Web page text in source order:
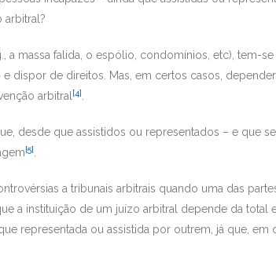
arbitral?
a massa falida, o espólio, condomínios, etc), tem-
dispor de direitos. Mas, em certos casos,
arbitral[4].
desde que assistidos ou representados – e que
[5].
a tribunais arbitrais quando uma das
a instituição de um juízo arbitral depende da total
representada ou assistida por outrem, já que,